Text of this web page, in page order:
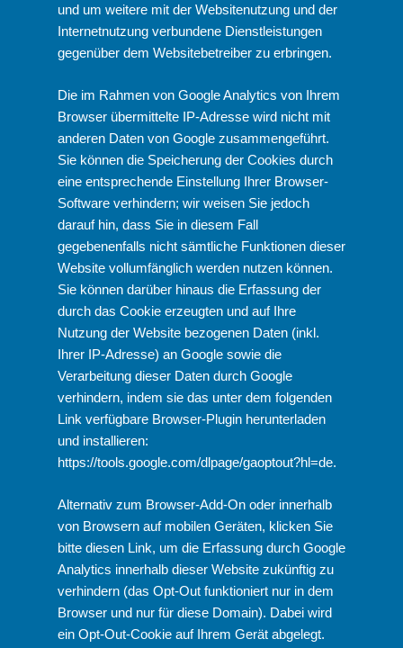
und um weitere mit der Websitenutzung und der
Internetnutzung verbundene Dienstleistungen
gegenüber dem Websitebetreiber zu erbringen.
Die im Rahmen von Google Analytics von Ihrem
Browser übermittelte IP-Adresse wird nicht mit
anderen Daten von Google zusammengeführt.
Sie können die Speicherung der Cookies durch
eine entsprechende Einstellung Ihrer Browser-
Software verhindern; wir weisen Sie jedoch
darauf hin, dass Sie in diesem Fall
gegebenenfalls nicht sämtliche Funktionen dieser
Website vollumfänglich werden nutzen können.
Sie können darüber hinaus die Erfassung der
durch das Cookie erzeugten und auf Ihre
Nutzung der Website bezogenen Daten (inkl.
Ihrer IP-Adresse) an Google sowie die
Verarbeitung dieser Daten durch Google
verhindern, indem sie das unter dem folgenden
Link verfügbare Browser-Plugin herunterladen
und installieren:
https://tools.google.com/dlpage/gaoptout?hl=de.
Alternativ zum Browser-Add-On oder innerhalb
von Browsern auf mobilen Geräten, klicken Sie
bitte diesen Link, um die Erfassung durch Google
Analytics innerhalb dieser Website zukünftig zu
verhindern (das Opt-Out funktioniert nur in dem
Browser und nur für diese Domain). Dabei wird
ein Opt-Out-Cookie auf Ihrem Gerät abgelegt.